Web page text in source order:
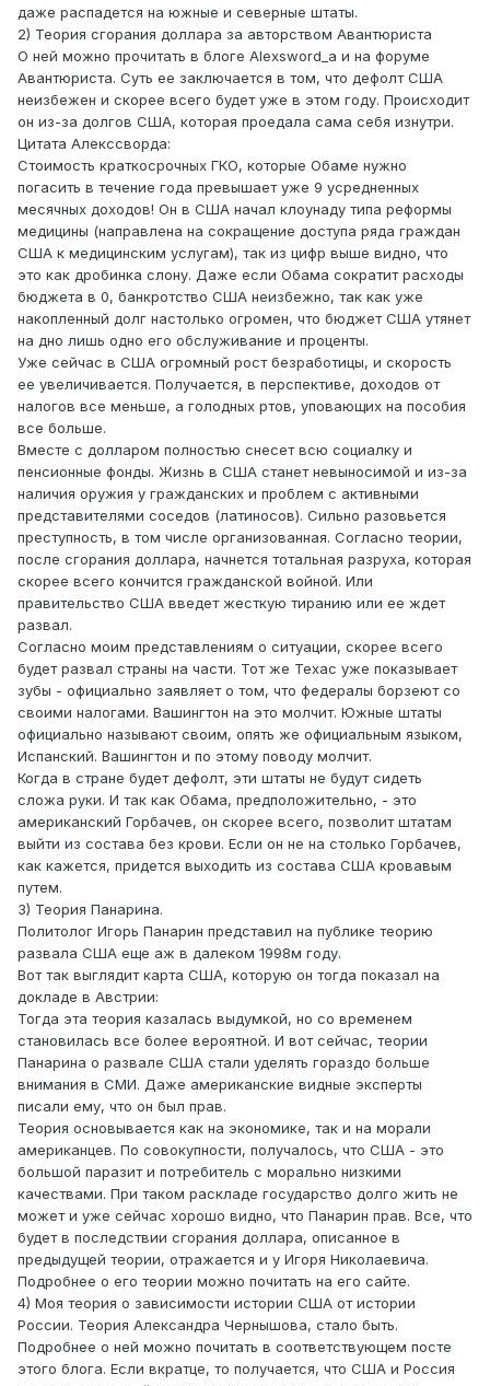
даже распадется на южные и северные штаты.
2) Теория сгорания доллара за авторством Авантюриста
О ней можно прочитать в блоге Alexsword_а и на форуме
Авантюриста. Суть ее заключается в том, что дефолт США
неизбежен и скорее всего будет уже в этом году. Происходит
он из-за долгов США, которая проедала сама себя изнутри.
Цитата Алекссворда:
Стоимость краткосрочных ГКО, которые Обаме нужно
погасить в течение года превышает уже 9 усредненных
месячных доходов! Он в США начал клоунаду типа реформы
медицины (направлена на сокращение доступа ряда граждан
США к медицинским услугам), так из цифр выше видно, что
это как дробинка слону. Даже если Обама сократит расходы
бюджета в 0, банкротство США неизбежно, так как уже
накопленный долг настолько огромен, что бюджет США утянет
на дно лишь одно его обслуживание и проценты.
Уже сейчас в США огромный рост безработицы, и скорость
ее увеличивается. Получается, в перспективе, доходов от
налогов все меньше, а голодных ртов, уповающих на пособия
все больше.
Вместе с долларом полностью снесет всю социалку и
пенсионные фонды. Жизнь в США станет невыносимой и из-за
наличия оружия у гражданских и проблем с активными
представителями соседов (латиносов). Сильно разовьется
преступность, в том числе организованная. Согласно теории,
после сгорания доллара, начнется тотальная разруха, которая
скорее всего кончится гражданской войной. Или
правительство США введет жесткую тиранию или ее ждет
развал.
Согласно моим представлениям о ситуации, скорее всего
будет развал страны на части. Тот же Техас уже показывает
зубы - официально заявляет о том, что федералы борзеют со
своими налогами. Вашингтон на это молчит. Южные штаты
официально называют своим, опять же официальным языком,
Испанский. Вашингтон и по этому поводу молчит.
Когда в стране будет дефолт, эти штаты не будут сидеть
сложа руки. И так как Обама, предположительно, - это
американский Горбачев, он скорее всего, позволит штатам
выйти из состава без крови. Если он не на столько Горбачев,
как кажется, придется выходить из состава США кровавым
путем.
3) Теория Панарина.
Политолог Игорь Панарин представил на публике теорию
развала США еще аж в далеком 1998м году.
Вот так выглядит карта США, которую он тогда показал на
докладе в Австрии:
Тогда эта теория казалась выдумкой, но со временем
становилась все более вероятной. И вот сейчас, теории
Панарина о развале США стали уделять гораздо больше
внимания в СМИ. Даже американские видные эксперты
писали ему, что он был прав.
Теория основывается как на экономике, так и на морали
американцев. По совокупности, получалось, что США - это
большой паразит и потребитель с морально низкими
качествами. При таком раскладе государство долго жить не
может и уже сейчас хорошо видно, что Панарин прав. Все, что
будет в последствии сгорания доллара, описанное в
предыдущей теории, отражается и у Игоря Николаевича.
Подробнее о его теории можно почитать на его сайте.
4) Моя теория о зависимости истории США от истории
России. Теория Александра Чернышова, стало быть.
Подробнее о ней можно почитать в соответствующем посте
этого блога. Если вкратце, то получается, что США и Россия